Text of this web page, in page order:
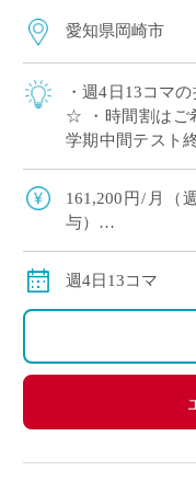
愛知県岡崎市
・週4日13コマ
☆ ・時間割はご
学期中間テスト
可能☆ ・愛知県
161,200円/月（
与）
※教科会等に参
※月の途中から
週4日13コマ